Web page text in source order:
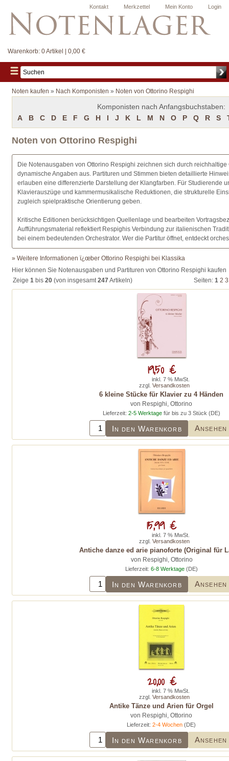
Login
Mein Konto
Merkzettel
Kontakt
Warenkorb: 0 Artikel | 0,00 €
Noten kaufen » Nach Komponisten » Noten von Ottorino Respighi
Komponisten nach Anfangsbuchstaben:
A
B C D E F G H I J K L M N O P Q R S
Noten von Ottorino Respighi
Die Notenausgaben von Ottorino Respighi zeichnen sich durch
dynamische Angaben aus. Partituren und Stimmen bieten detaillierte
erlauben eine differenzierte Darstellung der Klangfarben. Für Studierende
Klavierauszüge und kammermusikalische Reduktionen, die strukturelle
zugleich spielpraktische Orientierung geben.
Kritische Editionen berücksichtigen Quellenlage und bearbeiten
Aufführungsmaterial reflektiert Respighis Verbindung zur italienischen
bei einem bedeutenden Orchestrator. Wer die Partitur öffnet, entdeckt
» Weitere Informationen ï¿œber Ottorino Respighi bei Klassika
Hier können Sie Notenausgaben und Partituren von Ottorino Respighi kaufen
Zeige 1 bis 20 (von insgesamt247Artikeln) Seiten: 1 2 3
6 kleine Stücke für Klavier zu 4 Händen
von Respighi, Ottorino
Lieferzeit: 2-5 Werktagefür bis zu 3 Stück (DE)
In den Warenkorb Ansehen
19,50 €
inkl. 7 % MwSt.
zzgl. Versandkosten
Antiche danze ed arie pianoforte (Original für
von Respighi, Ottorino
Lieferzeit: 6-8 Werktage (DE)
In den Warenkorb Ansehen
15,99 €
inkl. 7 % MwSt.
zzgl. Versandkosten
Antike Tänze und Arien für Orgel
von Respighi, Ottorino
Lieferzeit:2-4 Wochen (DE)
In den Warenkorb Ansehen
20,00 €
inkl. 7 % MwSt.
zzgl. Versandkosten